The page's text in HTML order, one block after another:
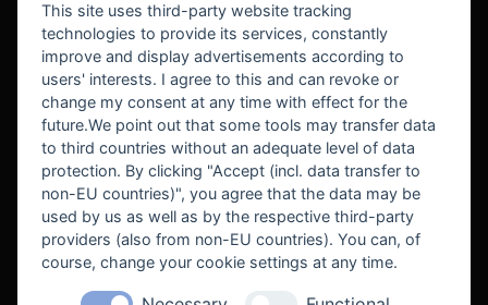
BEKANNT AUS
This site uses third-party website tracking
technologies to provide its services, constantly
improve and display advertisements according to
users' interests. I agree to this and can revoke or
change my consent at any time with effect for the
future.We point out that some tools may transfer data
to third countries without an adequate level of data
protection. By clicking "Accept (incl. data transfer to
non-EU countries)", you agree that the data may be
used by us as well as by the respective third-party
providers (also from non-EU countries). You can, of
course, change your cookie settings at any time.